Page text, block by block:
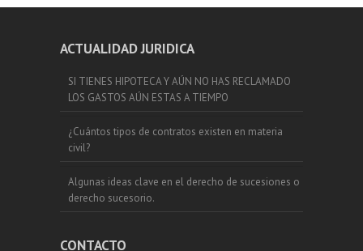
ACTUALIDAD JURIDICA
SI TIENES HIPOTECA Y AÚN NO HAS RECLAMADO
LOS GASTOS AÚN ESTAS A TIEMPO
¿Cuántos tipos de contratos existen en materia
civil?
Algunas ideas clave en el derecho de sucesiones o
derecho sucesorio.
CONTACTO